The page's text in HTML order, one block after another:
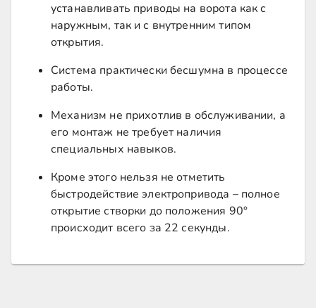
устанавливать приводы на ворота как с
наружным, так и с внутренним типом
открытия.
Система практически бесшумна в процессе
работы.
Механизм не прихотлив в обслуживании, а
его монтаж не требует наличия
специальных навыков.
Кроме этого нельзя не отметить
быстродействие электропривода – полное
открытие створки до положения 90°
происходит всего за 22 секунды.